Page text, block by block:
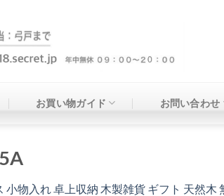
お買い物ガイド お問い合わせ
物入れ 卓上収納 木製雑貨 ギフト 天然木